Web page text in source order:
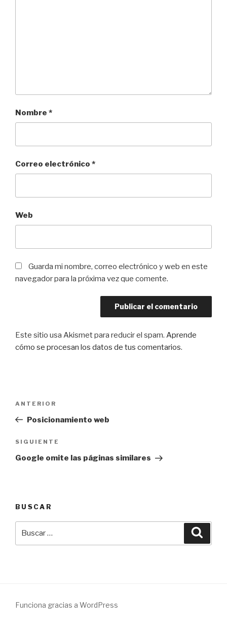
Nombre *
Correo electrónico *
Web
Guarda mi nombre, correo electrónico y web en este
navegador para la próxima vez que comente.
Este sitio usa Akismet para reducir el spam. Aprende
cómo se procesan los datos de tus comentarios.
entradas
Entrada
anterior:
ANTERIOR
Posicionamiento web
Siguiente
entrada
SIGUIENTE
Google omite las páginas similares
BUSCAR
Funciona gracias a WordPress